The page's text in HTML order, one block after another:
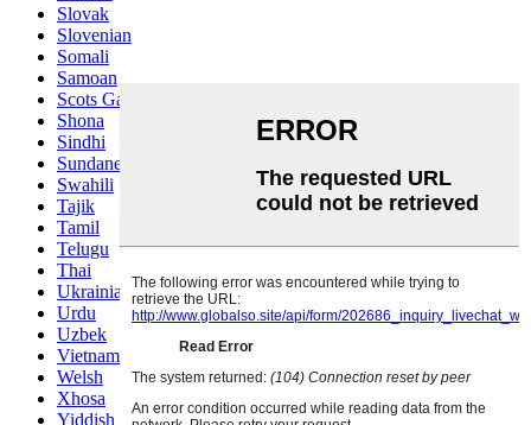
Slovak
Slovenian
Somali
Samoan
Scots Gaelic
Shona
Sindhi
Sundanese
Swahili
Tajik
Tamil
Telugu
Thai
Ukrainian
Urdu
Uzbek
Vietnamese
Welsh
Xhosa
Yiddish